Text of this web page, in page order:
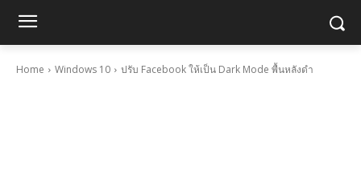
Home Windows 10 ปรับ Facebook ให้เป็น Dark Mode พื้นหลังดำ